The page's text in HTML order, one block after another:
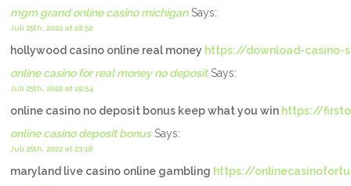
mgm grand online casino michiganSays:
Juli 25th, 2022 at 18:52
hollywood casino online real money https://download-casino-
online casino for real money no depositSays:
Juli 25th, 2022 at 19:54
online casino no deposit bonus keep what you win https://
online casino deposit bonusSays:
Juli 25th, 2022 at 23:18
maryland live casino online gambling https://